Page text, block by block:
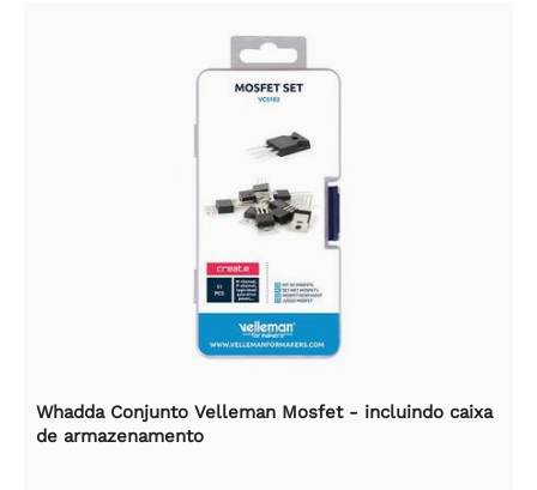
Whadda Conjunto Velleman Mosfet - incluindo caixa
de armazenamento